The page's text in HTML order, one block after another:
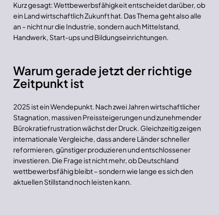
Kurz gesagt: Wettbewerbsfähigkeit entscheidet darüber, ob
ein Land wirtschaftlich Zukunft hat. Das Thema geht also alle
an – nicht nur die Industrie, sondern auch Mittelstand,
Handwerk, Start-ups und Bildungseinrichtungen.
Warum gerade jetzt der richtige
Zeitpunkt ist
2025 ist ein Wendepunkt. Nach zwei Jahren wirtschaftlicher
Stagnation, massiven Preissteigerungen und zunehmender
Bürokratiefrustration wächst der Druck. Gleichzeitig zeigen
internationale Vergleiche, dass andere Länder schneller
reformieren, günstiger produzieren und entschlossener
investieren. Die Frage ist nicht mehr, ob Deutschland
wettbewerbsfähig bleibt – sondern wie lange es sich den
aktuellen Stillstand noch leisten kann.